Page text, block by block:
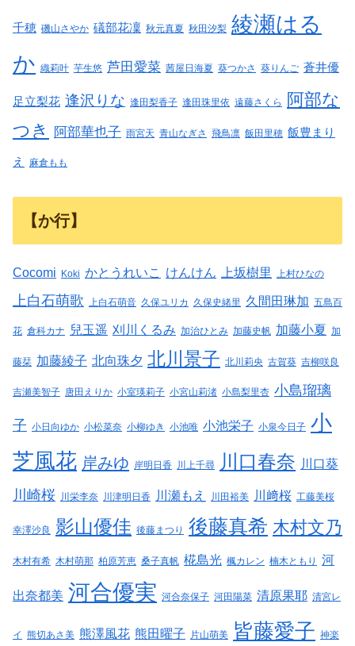
千穂 磯山さやか 礒部花凜 秋元真夏 秋田汐梨 綾瀬はる
か 織莉叶 芋生悠 芦田愛菜 茜屋日海夏 葵つかさ 葵りんご 蒼井優
足立梨花 逢沢りな 逢田梨香子 逢田珠里依 遠藤さくら
阿部な
つき 阿部華也子 雨宮天 青山なぎさ 飛鳥凛 飯田里穂 飯豊まり
え 麻倉もも
【か行】
Cocomi Koki かとうれいこ けんけん 上坂樹里 上村ひなの
上白石萌歌 上白石萌音 久保ユリカ 久保史緒里 久間田琳加 五島百
花 倉科カナ 兒玉遥 刈川くるみ 加治ひとみ 加藤史帆 加藤小夏 加
藤栞 加藤綾子 北向珠夕 北川景子 北川莉央 古賀葵 吉柳咲良
吉瀬美智子 唐田えりか 小室瑛莉子 小宮山莉渚 小島梨里杏 小島瑠璃
子 小日向ゆか 小松菜奈 小柳ゆき 小池唯 小池栄子 小泉今日子 小
芝風花 岸みゆ 岸明日香 川上千尋 川口春奈 川口葵
川崎桜 川栄李奈 川津明日香 川瀬もえ 川田裕美 川﨑桜 工藤美桜
幸澤沙良 影山優佳 後藤まつり 後藤真希 木村文乃
木村有希 木村萌那 柏原芳恵 桑子真帆 椛島光 楓カレン 楠木ともり 河
出奈都美 河合優実 河合奈保子 河田陽菜 清原果耶 清宮レ
イ 熊切あさ美 熊澤風花 熊田曜子 片山萌美 皆藤愛子 神楽